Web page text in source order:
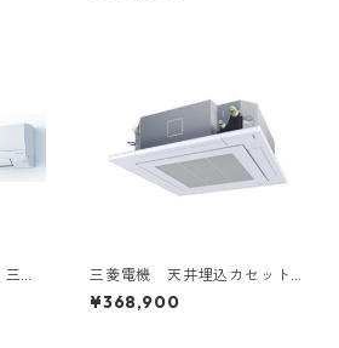
菱
三菱電機 天井埋込カセット
型4方向 1.5～6馬力
¥368,900